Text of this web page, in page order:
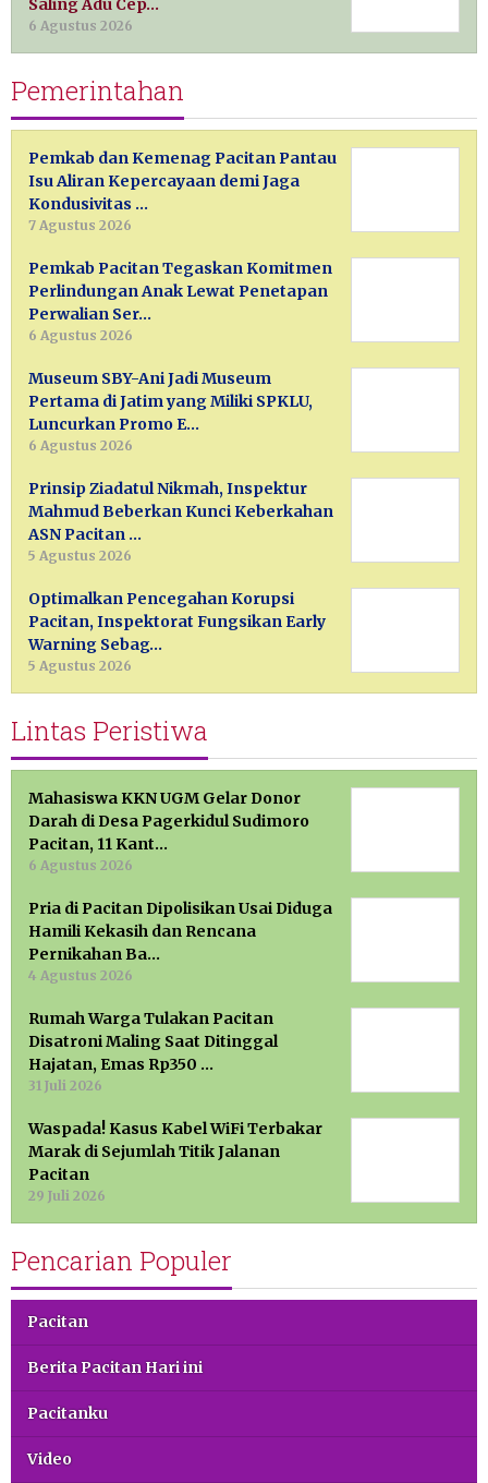
Saling Adu Cep…
6 Agustus 2026
Pemerintahan
Pemkab dan Kemenag Pacitan Pantau
Isu Aliran Kepercayaan demi Jaga
Kondusivitas …
7 Agustus 2026
Pemkab Pacitan Tegaskan Komitmen
Perlindungan Anak Lewat Penetapan
Perwalian Ser…
6 Agustus 2026
Museum SBY-Ani Jadi Museum
Pertama di Jatim yang Miliki SPKLU,
Luncurkan Promo E…
6 Agustus 2026
Prinsip Ziadatul Nikmah, Inspektur
Mahmud Beberkan Kunci Keberkahan
ASN Pacitan …
5 Agustus 2026
Optimalkan Pencegahan Korupsi
Pacitan, Inspektorat Fungsikan Early
Warning Sebag…
5 Agustus 2026
Lintas Peristiwa
Mahasiswa KKN UGM Gelar Donor
Darah di Desa Pagerkidul Sudimoro
Pacitan, 11 Kant…
6 Agustus 2026
Pria di Pacitan Dipolisikan Usai Diduga
Hamili Kekasih dan Rencana
Pernikahan Ba…
4 Agustus 2026
Rumah Warga Tulakan Pacitan
Disatroni Maling Saat Ditinggal
Hajatan, Emas Rp350 …
31 Juli 2026
Waspada! Kasus Kabel WiFi Terbakar
Marak di Sejumlah Titik Jalanan
Pacitan
29 Juli 2026
Pencarian Populer
Pacitan
Berita Pacitan Hari ini
Pacitanku
Video